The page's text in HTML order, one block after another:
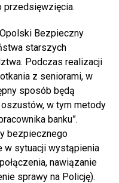
przedsięwzięcia.
Bezpieczny
starszych
Podczas realizacji
z seniorami, w
sposób będą
w tym metody
banku”.
bezpiecznego
w sytuacji wystąpienia
nawiązanie
sprawy na Policję).